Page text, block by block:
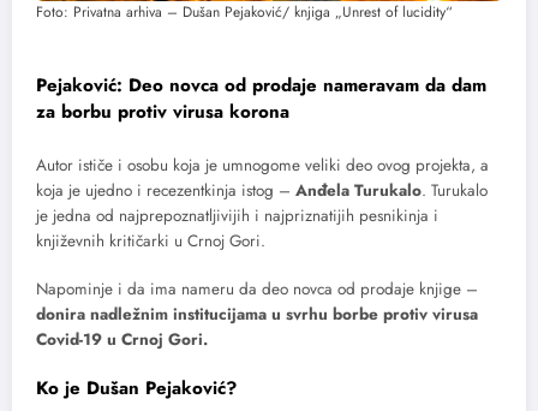
Foto: Privatna arhiva – Dušan Pejaković/ knjiga „Unrest of lucidity“
Pejaković: Deo novca od prodaje nameravam da dam
za borbu protiv virusa korona
Autor ističe i osobu koja je umnogome veliki deo ovog projekta, a
koja je ujedno i recezentkinja istog – Anđela Turukalo. Turukalo
je jedna od najprepoznatljivijih i najpriznatijih pesnikinja i
književnih kritičarki u Crnoj Gori.
Napominje i da ima nameru da deo novca od prodaje knjige –
donira nadležnim institucijama u svrhu borbe protiv virusa
Covid-19 u Crnoj Gori.
Ko je Dušan Pejaković?